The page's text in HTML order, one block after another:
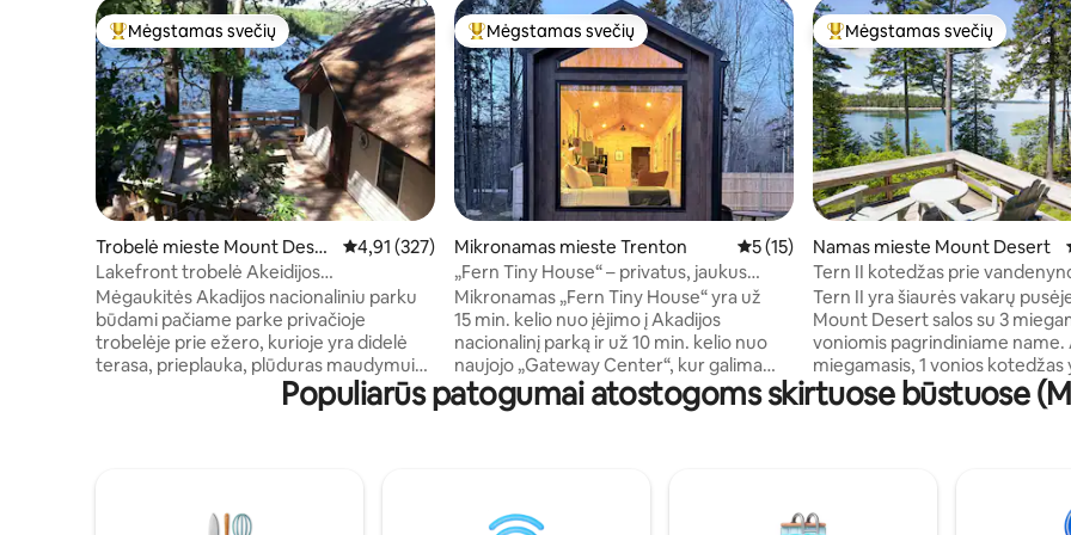
Svečių mėgstamiausias
Mėgstamas svečių
Trobelė mieste Mount Deser
t
Vidutinis įvertinimas: 4,91 iš 5, atsiliepimų: 327
4,91 (327)
Lakefront trobelė Akeidijos
nacionaliniame parke
Mėgaukitės Akadijos nacionaliniu parku
būdami pačiame parke privačioje
trobelėje prie ežero, kurioje yra didelė
terasa, prieplauka, plūduras maudymuisi
atviroje jūroje, kanoja, baidarės, dujinė
kepsninė, laužavietė, vidaus ir lauko
viengulė išskleidžiama lova).
Svečių mėgstamiausias
Mėgstamas svečių
Mikronamas mieste Trenton Vidutinis įvertinimas: 5 iš 5, atsiliepimų: 15
5 (15)
„Fern Tiny House“ – privatus, jaukus
būstas, vos už kelių minučių kelio nuo
Akadijos
Mikronamas „Fern Tiny House“ yra už
15 min. kelio nuo įėjimo į Akadijos
nacionalinį parką ir už 10 min. kelio nuo
naujojo „Gateway Center“, kur galima
įsėsti į „Island Explorer“ autobusą,
vykstantį į Akadiją, Šudiką ir Bar Harborą.
saulėtekis, o naktį – žvaigždės, gulint
Svečių mėgstamiausias
Mėgstamas svečių
Namas mieste Mount Desert
Tern II kotedžas prie
Tern II yra šiaurės vakarų
Mount Desert salos su 3
voniomis pagrindiniame name.
miegamasis, 1 vonios kotedžas
prieinamas už 250 $. Privatus
akmenukų paplūdimys yra jūsų
rytų uostas, Pietvakarių uostas -
lengvai pasiekiama.
Populiarūs patogumai atostogoms skirtuose būstuose